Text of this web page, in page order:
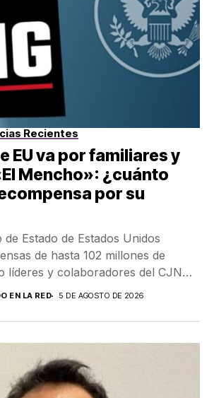
Recientes
EU va por familiares y
Mencho»: ¿cuánto
por su
Estado de Estados Unidos
de hasta 102 millones de
líderes y colaboradores del CJNG,
EN LA RED 5 DE AGOSTO DE 2026